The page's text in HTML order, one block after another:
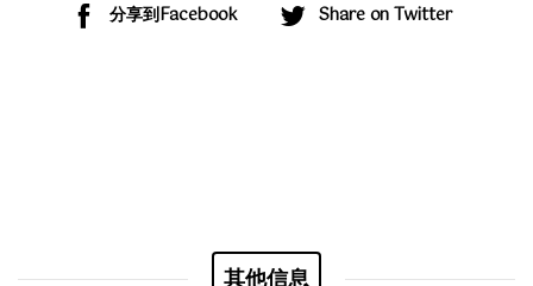
分享到Facebook Share on Twitter